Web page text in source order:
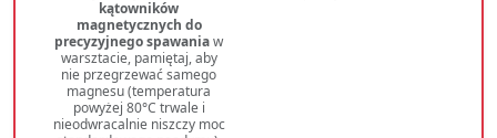
kątowników
magnetycznych do
precyzyjnego spawaniaw
warsztacie, pamiętaj, aby
nie przegrzewać samego
magnesu (temperatura
powyżej 80°C trwale i
nieodwracalnie niszczy moc